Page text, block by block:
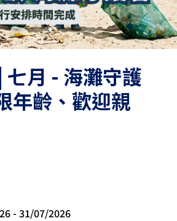
七月 - 海灘守護
年齡、歡迎親
- 31/07/2026